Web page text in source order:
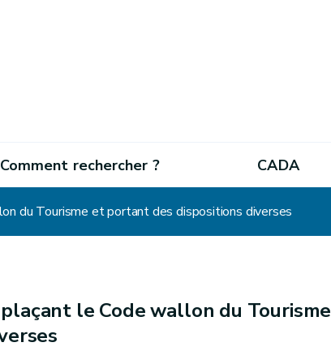
Comment rechercher ? CADA
du Tourisme et portant des dispositions diverses
le Code wallon du Tourisme